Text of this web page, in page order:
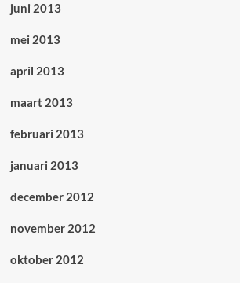
juni 2013
mei 2013
april 2013
maart 2013
februari 2013
januari 2013
december 2012
november 2012
oktober 2012